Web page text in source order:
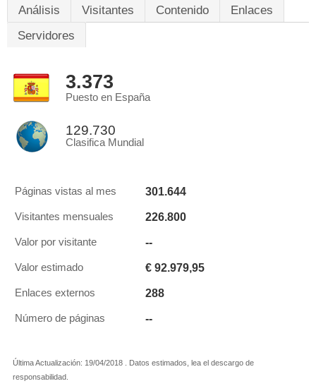
Análisis Visitantes Contenido
Enlaces
Servidores
3.373
Puesto en España
129.730
Clasifica Mundial
Páginas vistas al mes 301.644
Visitantes mensuales 226.800
Valor por visitante --
Valor estimado € 92.979,95
Enlaces externos 288
Número de páginas --
Última Actualización: 19/04/2018 . Datos estimados, lea el descargo de
responsabilidad.